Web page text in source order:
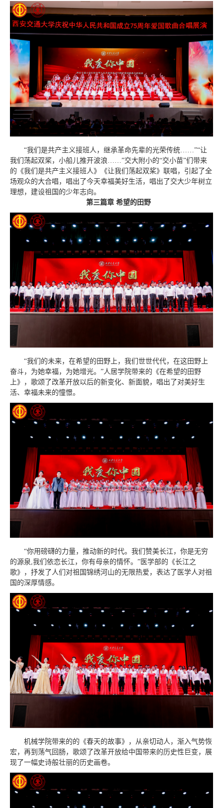
“我们是共产主义接班人，继承革命先辈的光荣传统……”“让
我们荡起双桨，小船儿推开波浪……”交大附小的“交小苗”们带来
的《我们是共产主义接班人》《让我们荡起双桨》联唱，引起了全
场观众的大合唱，唱出了今天幸福美好生活，唱出了交大少年树立
理想，建设祖国的少年志向。
第三篇章 希望的田野
“我们的未来，在希望的田野上，我们世世代代，在这田野上
奋斗，为她幸福，为她增光。”人居学院带来的《在希望的田野
上》，歌颂了改革开放以后的新变化、新面貌，唱出了对美好生
活、幸福未来的憧憬。
“你用磅礴的力量，推动新的时代。我们赞美长江，你是无穷
的源泉,我们依恋长江，你有母亲的情怀。”医学部的《长江之
歌》，抒发了人们对祖国锦绣河山的无限热爱，表达了医学人对祖
国的深厚情感。
机械学院带来的的《春天的故事》，从亲切动人，渐入气势恢
宏，再到荡气回肠，歌颂了改革开放给中国带来的历史性巨变，展
现了一幅史诗般壮丽的历史画卷。